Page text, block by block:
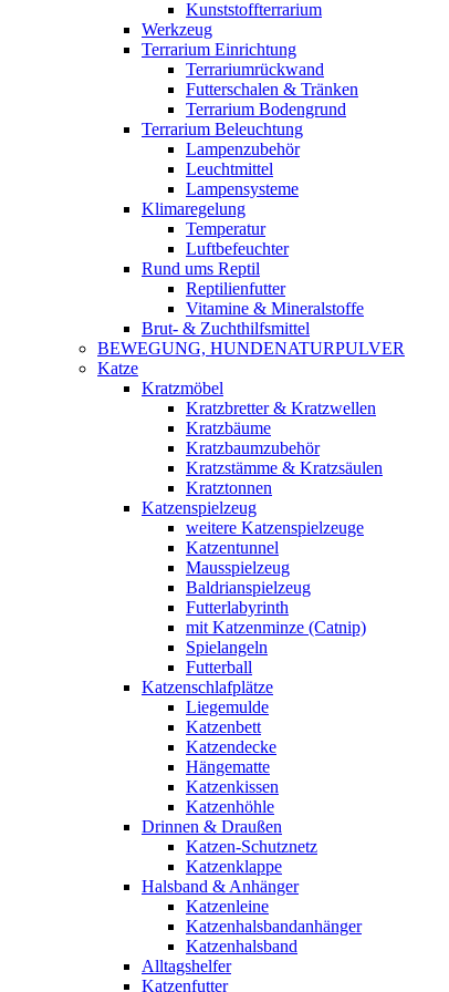
Kunststoffterrarium
Werkzeug
Terrarium Einrichtung
Terrariumrückwand
Futterschalen & Tränken
Terrarium Bodengrund
Terrarium Beleuchtung
Lampenzubehör
Leuchtmittel
Lampensysteme
Klimaregelung
Temperatur
Luftbefeuchter
Rund ums Reptil
Reptilienfutter
Vitamine & Mineralstoffe
Brut- & Zuchthilfsmittel
BEWEGUNG, HUNDENATURPULVER
Katze
Kratzmöbel
Kratzbretter & Kratzwellen
Kratzbäume
Kratzbaumzubehör
Kratzstämme & Kratzsäulen
Kratztonnen
Katzenspielzeug
weitere Katzenspielzeuge
Katzentunnel
Mausspielzeug
Baldrianspielzeug
Futterlabyrinth
mit Katzenminze (Catnip)
Spielangeln
Futterball
Katzenschlafplätze
Liegemulde
Katzenbett
Katzendecke
Hängematte
Katzenkissen
Katzenhöhle
Drinnen & Draußen
Katzen-Schutznetz
Katzenklappe
Halsband & Anhänger
Katzenleine
Katzenhalsbandanhänger
Katzenhalsband
Alltagshelfer
Katzenfutter